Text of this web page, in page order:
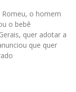
Romeu, o homem
o bebê
quer adotar a
que quer